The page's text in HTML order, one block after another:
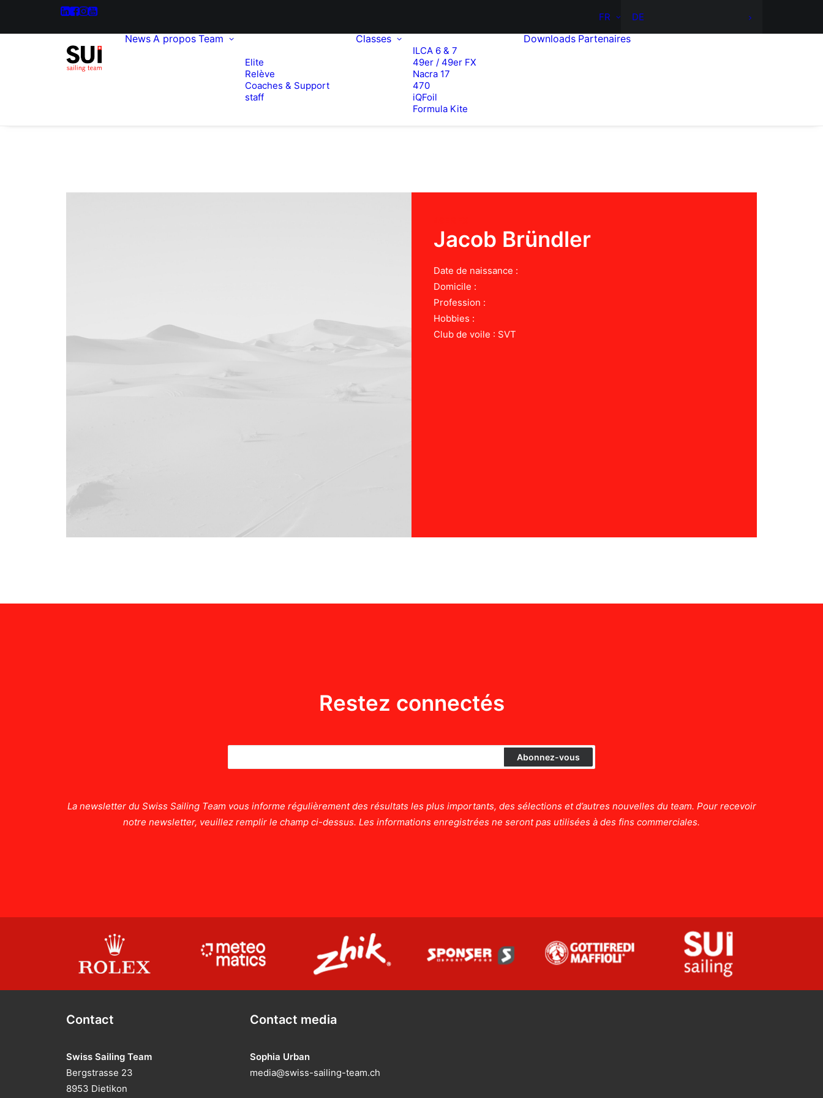
FR DE
News A propos Team
Elite
Relève
Coaches & Support
staff
Classes
ILCA 6 & 7
49er / 49er FX
Nacra 17
470
iQFoil
Formula Kite
Downloads Partenaires
Jacob Bründler
Date de naissance :
Domicile :
Profession :
Hobbies :
Club de voile : SVT
Restez connectés
La newsletter du Swiss Sailing Team vous informe régulièrement des résultats les plus importants, des sélections et d’autres nouvelles du team. Pour recevoir
notre newsletter, veuillez remplir le champ ci-dessus. Les informations enregistrées ne seront pas utilisées à des fins commerciales.
Contact
Swiss Sailing Team
Bergstrasse 23
8953 Dietikon
Contact media
Sophia Urban
media@swiss-sailing-team.ch